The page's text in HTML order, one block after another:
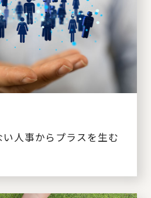
人事からプラスを生む